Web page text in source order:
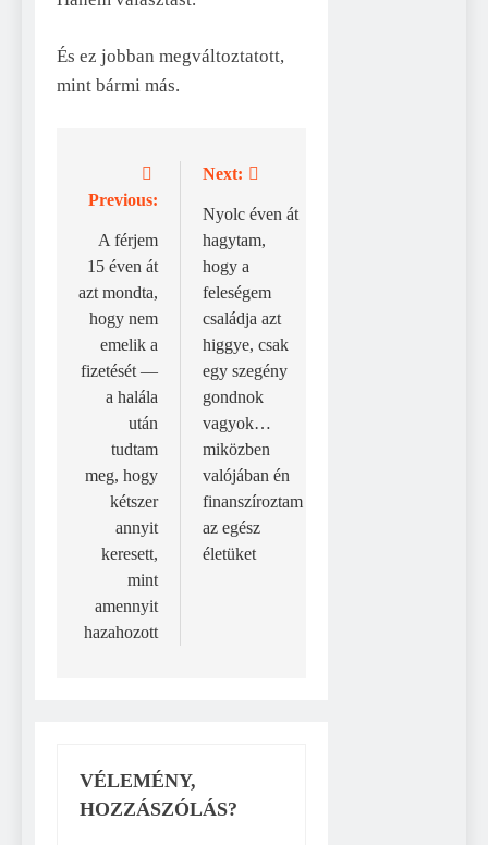
És ez jobban megváltoztatott,
mint bármi más.
Bejegyzés
Previous:
A férjem
15 éven át
azt mondta,
hogy nem
emelik a
fizetését —
a halála
után
tudtam
meg, hogy
kétszer
annyit
keresett,
mint
amennyit
hazahozott
Next:
Nyolc éven át
hagytam,
hogy a
feleségem
családja azt
higgye, csak
egy szegény
gondnok
vagyok…
miközben
valójában én
finanszíroztam
az egész
életüket
VÉLEMÉNY,
HOZZÁSZÓLÁS?